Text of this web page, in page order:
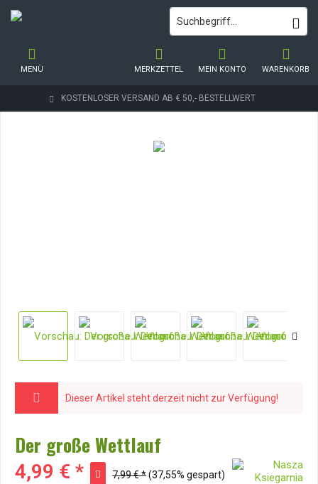
KOSTENLOSER VERSAND AB € 50,- BESTELLWERT
WARENKORB
MERKZETTEL MEIN KONTO
MENÜ
Dieser Artikel steht derzeit nicht zur Verfügung!
Der große Wettlauf
4,99 € * 7,99 € *(37,55% gespart)